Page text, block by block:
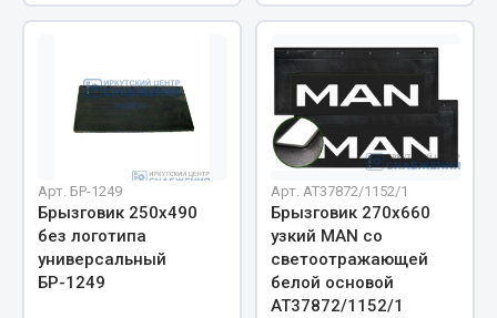
Весь раздел
Цепи подъёмные
РТИ
Кольца уплотнительные
Арт. БР-1249
Брызговик 250х490
без логотипа
универсальный
БР-1249
Арт. AT37872/1152/1
Брызговик 270х660
узкий MAN со
светоотражающей
белой основой
АТ37872/1152/1